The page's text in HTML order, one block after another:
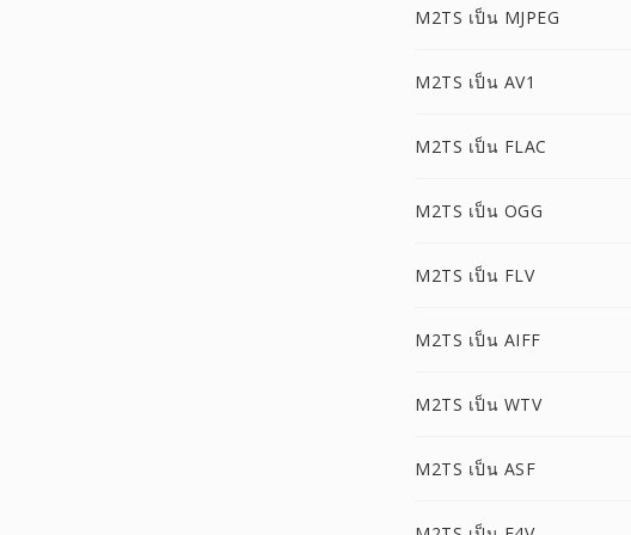
M2TS เป็น MJPEG
M2TS เป็น AV1
M2TS เป็น FLAC
M2TS เป็น OGG
M2TS เป็น FLV
M2TS เป็น AIFF
M2TS เป็น WTV
M2TS เป็น ASF